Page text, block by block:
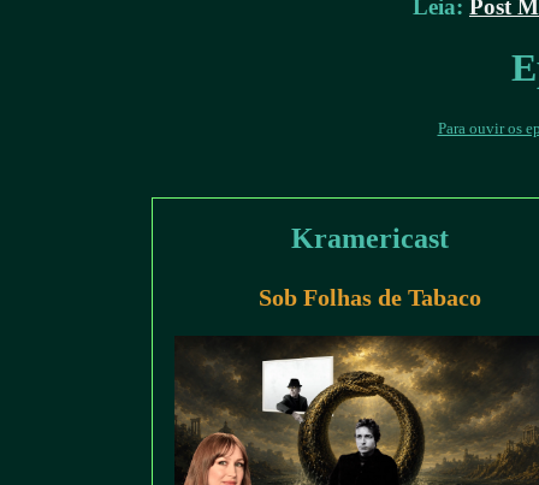
Leia: Post
Para ouvir os
Kramericast
Sob Folhas de Tabaco